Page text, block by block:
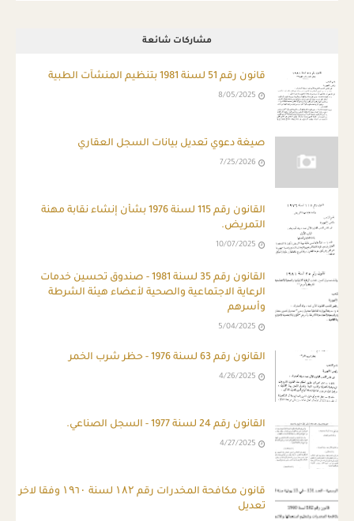
مشاركات شائعة
قانون رقم 51 لسنة 1981 بتنظيم المنشآت الطبية
8/05/2025
صيغة دعوي تعديل بيانات السجل العقاري
7/25/2026
القانون رقم 115 لسنة 1976 بشأن إنشاء نقابة مهنة
التمريض.
10/07/2025
القانون رقم 35 لسنة 1981 - صندوق تحسين خدمات
الرعاية الاجتماعية والصحية لأعضاء هيئة الشرطة
وأسرهم
5/04/2025
القانون رقم 63 لسنة 1976 - حظر شرب الخمر
4/26/2025
القانون رقم 24 لسنة 1977 - السجل الصناعي.
4/27/2025
قانون مكافحة المخدرات رقم ۱۸۲ لسنة ۱۹٦۰ وفقا لاخر
تعديل